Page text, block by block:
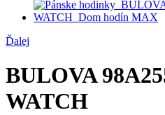
Ďalej
BULOVA
WATCH